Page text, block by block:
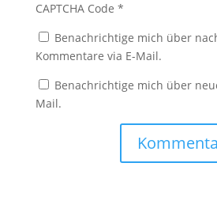
CAPTCHA Code *
Benachrichtige mich über
Kommentare via E-Mail.
Benachrichtige mich über
Mail.